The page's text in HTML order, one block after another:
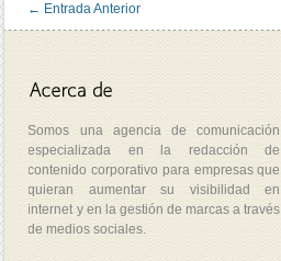
← Entrada Anterior
Somos una agencia de comunicación
especializada en la redacción de
contenido corporativo para empresas que
quieran aumentar su visibilidad en
internet y en la gestión de marcas a través
de medios sociales.